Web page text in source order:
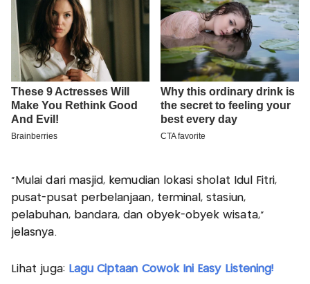
“Mulai dari masjid, kemudian lokasi sholat Idul Fitri,
pusat-pusat perbelanjaan, terminal, stasiun,
pelabuhan, bandara, dan obyek-obyek wisata,”
jelasnya.
Lihat juga: Lagu Ciptaan Cowok Ini Easy Listening!